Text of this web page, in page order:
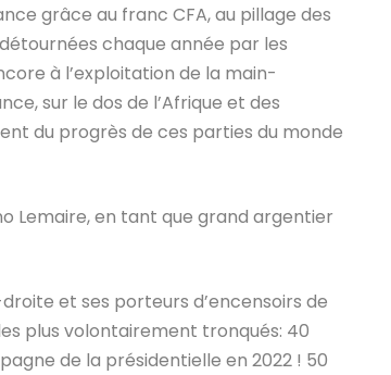
grâce au franc CFA, au pillage des
chaque année par les
à l’exploitation de la main-
sur le dos de l’Afrique et des
du progrès de ces parties du monde
Lemaire, en tant que grand argentier
et ses porteurs d’encensoirs de
plus volontairement tronqués: 40
de la présidentielle en 2022 ! 50